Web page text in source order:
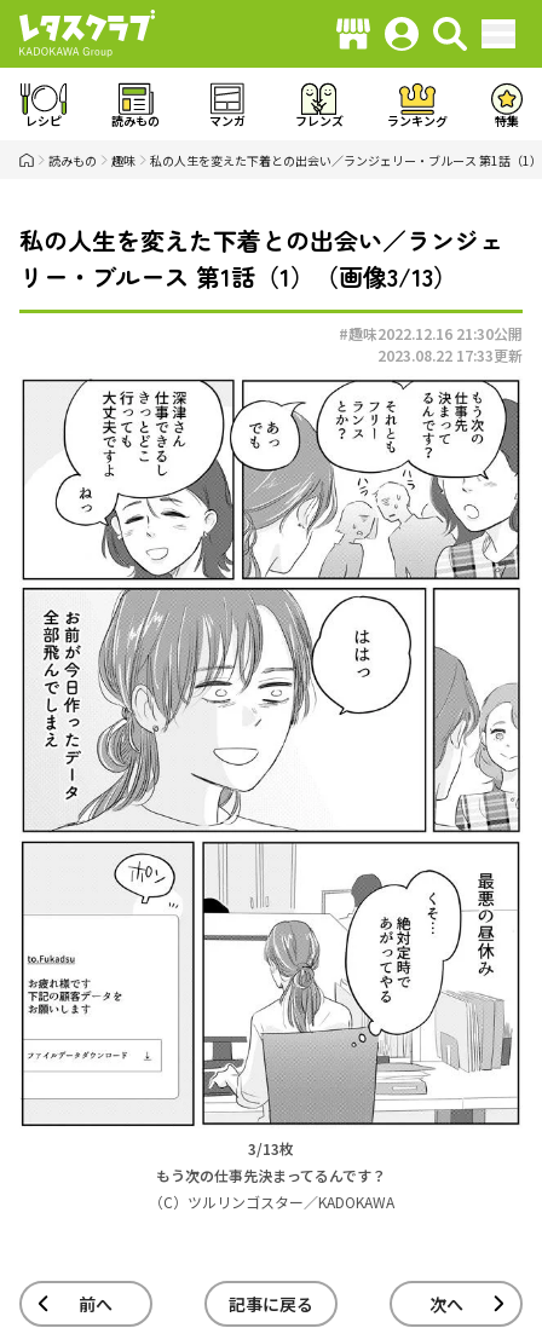
レシピ 読みもの マンガ フレンズ ランキング 特集
読みもの 趣味 私の人生を変えた下着との出会い／ランジェリー・ブルース 第1話（1）
私の人生を変えた下着との出会い／ランジェ
リー・ブルース 第1話（1）（画像3/13）
#趣味2022.12.16 21:30公開
2023.08.22 17:33更新
3/13枚
もう次の仕事先決まってるんです？
（C）ツルリンゴスター／KADOKAWA
前へ 記事に戻る 次へ